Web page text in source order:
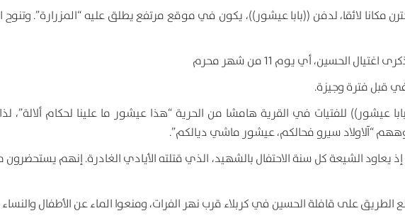
مكانا لائقا، لدفن ((بابا عيشور))، يكون في موقع مرتفع يطلق عليه “المزرارة”. وتنوح
أي يوم 11 من شهر محرم
قبل فترة وجيزة.
عيشور)) للفتيات في القرية هامشا من الحرية “هذا عيشور ما علينا لحكام ألالة”،
“آلاولاد سيرو فحالكم، عيشور ماشي ديالكم”.
يعاود الشيعة كل سنة الاحتفال بالشهيد، الذي قتلته الأيادي الغادرة. إنهم
على قافلة الحسين في كربلاء قرب نهر الفرات، ومنعوا الماء عن الأطفال والنساء